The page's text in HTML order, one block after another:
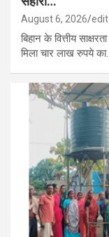
August 6, 2026
बिहान के वित्तीय
मिला चार लाख रुपये